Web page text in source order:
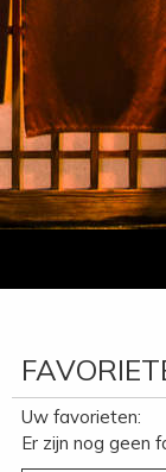
Uw favorieten:
Er zijn nog geen